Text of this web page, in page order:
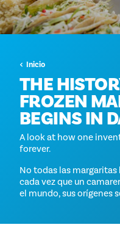
Inicio
THE
FROZEN
BEGINS IN
A look at how one
forever.
No todas las margaritas
cada vez que un
el mundo, sus orígenes